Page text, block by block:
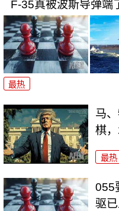
F-35真被波斯导弹端
最热
马
棋，
最热
055
驱已